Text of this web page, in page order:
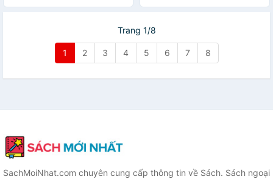
Trang 1/8
1 2 3 4 5 6 7 8
SachMoiNhat.com chuyên cung cấp thông tin về Sách. Sách ngoại